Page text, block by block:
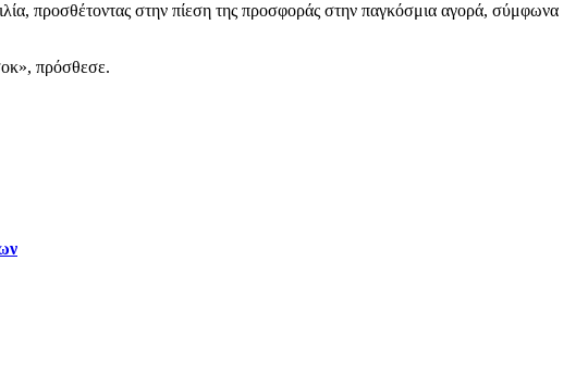
προσθέτοντας στην πίεση της προσφοράς στην παγκόσμια αγορά, σύμφωνα
πρόσθεσε.